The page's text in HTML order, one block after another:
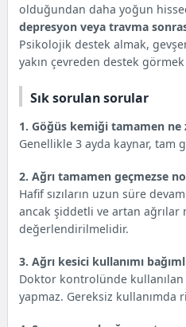
olduğundan daha yoğun
depresyon veya travma
Psikolojik destek almak,
yakın çevreden destek görmek
Sık sorulan sorular
1. Göğüs kemiği tamamen ne
Genellikle 3 ayda kaynar, tam
2. Ağrı tamamen geçmezse
Hafif sızıların uzun süre
ancak şiddetli ve artan ağrılar
değerlendirilmelidir.
3. Ağrı kesici kullanımı
Doktor kontrolünde kullanılan
yapmaz. Gereksiz kullanımda